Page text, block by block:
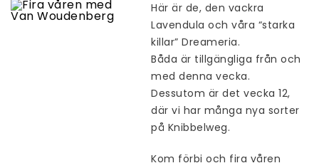
Här är de, den vackra
Lavendula och våra “starka
killar” Dreameria.
Båda är tillgängliga från och
med denna vecka.
Dessutom är det vecka 12,
där vi har många nya sorter
på Knibbelweg.
Kom förbi och fira våren